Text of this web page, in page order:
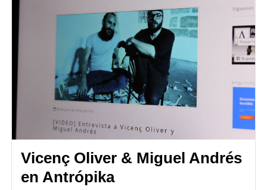
Vicenç Oliver & Miguel Andrés
en Antrópika